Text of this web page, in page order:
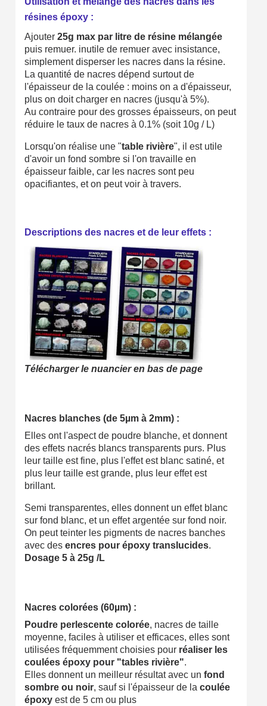
résines époxy :
Ajouter 25g max par litre de résine mélangée
puis remuer. inutile de remuer avec insistance,
simplement disperser les nacres dans la résine.
La quantité de nacres dépend surtout de
l'épaisseur de la coulée : moins on a d'épaisseur,
plus on doit charger en nacres (jusqu'à 5%).
Au contraire pour des grosses épaisseurs, on peut
réduire le taux de nacres à 0.1% (soit 10g / L)
Lorsqu'on réalise une "table rivière", il est utile
d'avoir un fond sombre si l'on travaille en
épaisseur faible, car les nacres sont peu
opacifiantes, et on peut voir à travers.
Descriptions des nacres et de leur effets :
Télécharger le nuancier en bas de page
Nacres blanches (de 5µm à 2mm) :
Elles ont l'aspect de poudre blanche, et donnent
des effets nacrés blancs transparents purs. Plus
leur taille est fine, plus l'effet est blanc satiné, et
plus leur taille est grande, plus leur effet est
brillant.
Semi transparentes, elles donnent un effet blanc
sur fond blanc, et un effet argentée sur fond noir.
On peut teinter les pigments de nacres banches
avec des encres pour époxy translucides.
Dosage 5 à 25g /L
Nacres colorées (60µm) :
Poudre perlescente colorée, nacres de taille
moyenne, faciles à utiliser et efficaces, elles sont
utilisées fréquemment choisies pour réaliser les
coulées époxy pour "tables rivière".
Elles donnent un meilleur résultat avec un fond
sombre ou noir, sauf si l'épaisseur de la coulée
époxyest de 5 cm ou plus